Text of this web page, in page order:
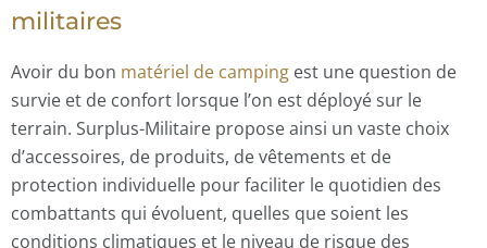
militaires
Avoir du bon matériel de camping est une question de
survie et de confort lorsque l’on est déployé sur le
terrain. Surplus-Militaire propose ainsi un vaste choix
d’accessoires, de produits, de vêtements et de
protection individuelle pour faciliter le quotidien des
combattants qui évoluent, quelles que soient les
conditions climatiques et le niveau de risque des